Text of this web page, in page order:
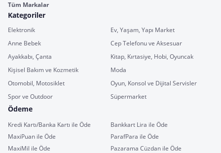
Tüm Markalar
Kategoriler
Elektronik
Ev, Yaşam, Yapı Market
Anne Bebek
Cep Telefonu ve Aksesuar
Ayakkabı, Çanta
Kitap, Kırtasiye, Hobi, Oyuncak
Kişisel Bakım ve Kozmetik
Moda
Otomobil, Motosiklet
Oyun, Konsol ve Dijital Servisler
Spor ve Outdoor
Süpermarket
Ödeme
Kredi Kartı/Banka Kartı ile Öde
Bankkart Lira ile Öde
MaxiPuan ile Öde
ParafPara ile Öde
MaxiMil ile Öde
Pazarama Cüzdan ile Öde